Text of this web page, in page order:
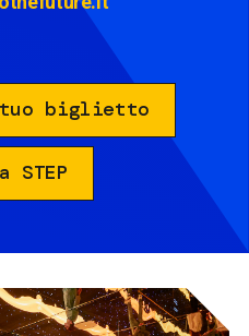
biglietto
STEP